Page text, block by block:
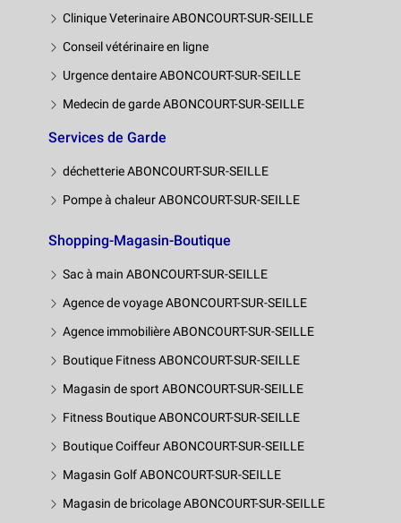
Clinique Veterinaire ABONCOURT-SUR-SEILLE
Conseil vétérinaire en ligne
Urgence dentaire ABONCOURT-SUR-SEILLE
Medecin de garde ABONCOURT-SUR-SEILLE
Services de Garde
déchetterie ABONCOURT-SUR-SEILLE
Pompe à chaleur ABONCOURT-SUR-SEILLE
Shopping-Magasin-Boutique
Sac à main ABONCOURT-SUR-SEILLE
Agence de voyage ABONCOURT-SUR-SEILLE
Agence immobilière ABONCOURT-SUR-SEILLE
Boutique Fitness ABONCOURT-SUR-SEILLE
Magasin de sport ABONCOURT-SUR-SEILLE
Fitness Boutique ABONCOURT-SUR-SEILLE
Boutique Coiffeur ABONCOURT-SUR-SEILLE
Magasin Golf ABONCOURT-SUR-SEILLE
Magasin de bricolage ABONCOURT-SUR-SEILLE